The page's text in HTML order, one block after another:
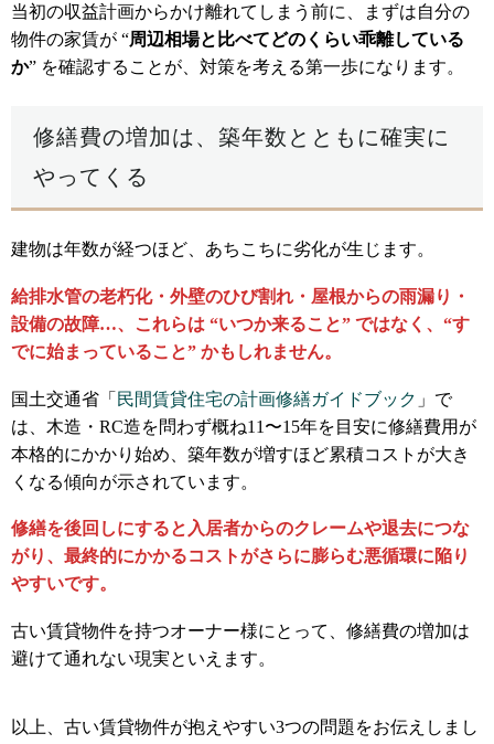
当初の収益計画からかけ離れてしまう前に、まずは自分の
物件の家賃が “周辺相場と比べてどのくらい乖離している
か” を確認することが、対策を考える第一歩になります。
修繕費の増加は、築年数とともに確実に
やってくる
建物は年数が経つほど、あちこちに劣化が生じます。
給排水管の老朽化・外壁のひび割れ・屋根からの雨漏り・
設備の故障…、これらは “いつか来ること” ではなく、“す
でに始まっていること” かもしれません。
国土交通省「 民間賃貸住宅の計画修繕ガイドブック 」で
は、木造・RC造を問わず概ね11〜15年を目安に修繕費用が
本格的にかかり始め、築年数が増すほど累積コストが大き
くなる傾向が示されています。
修繕を後回しにすると入居者からのクレームや退去につな
がり、最終的にかかるコストがさらに膨らむ悪循環に陥り
やすいです。
古い賃貸物件を持つオーナー様にとって、修繕費の増加は
避けて通れない現実といえます。
以上、古い賃貸物件が抱えやすい3つの問題をお伝えしまし